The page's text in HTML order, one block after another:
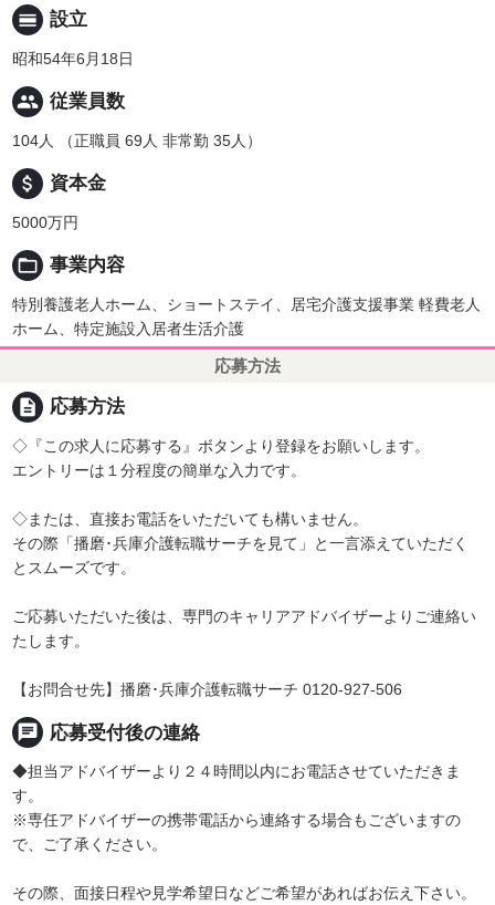
calendar_view_day 設立
昭和54年6月18日
people 従業員数
104人 （正職員 69人 非常勤 35人）
attach_money 資本金
5000万円
folder_open 事業内容
特別養護老人ホーム、ショートステイ、居宅介護支援事業 軽費老人
ホーム、特定施設入居者生活介護
応募方法
description 応募方法
◇『この求人に応募する』ボタンより登録をお願いします。
エントリーは１分程度の簡単な入力です。
◇または、直接お電話をいただいても構いません。
その際「播磨･兵庫介護転職サーチを見て」と一言添えていただく
とスムーズです。
ご応募いただいた後は、専門のキャリアアドバイザーよりご連絡い
たします。
【お問合せ先】播磨･兵庫介護転職サーチ 0120-927-506
chat 応募受付後の連絡
◆担当アドバイザーより２４時間以内にお電話させていただきま
す。
※専任アドバイザーの携帯電話から連絡する場合もございますの
で、ご了承ください。
その際、面接日程や見学希望日などご希望があればお伝え下さい。